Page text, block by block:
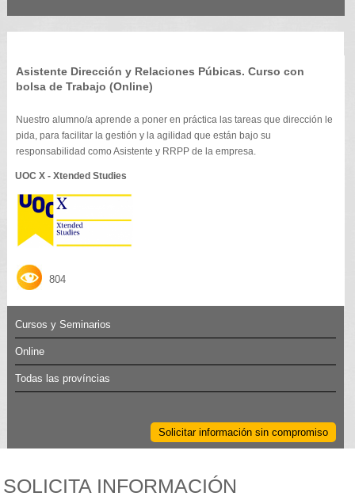
Asistente Dirección y Relaciones Púbicas. Curso con
bolsa de Trabajo (Online)
Nuestro alumno/a aprende a poner en práctica las tareas que dirección le
pida, para facilitar la gestión y la agilidad que están bajo su
responsabilidad como Asistente y RRPP de la empresa.
UOC X - Xtended Studies
804
Cursos y Seminarios
Online
Todas las províncias
Solicitar información sin compromiso
SOLICITA INFORMACIÓN